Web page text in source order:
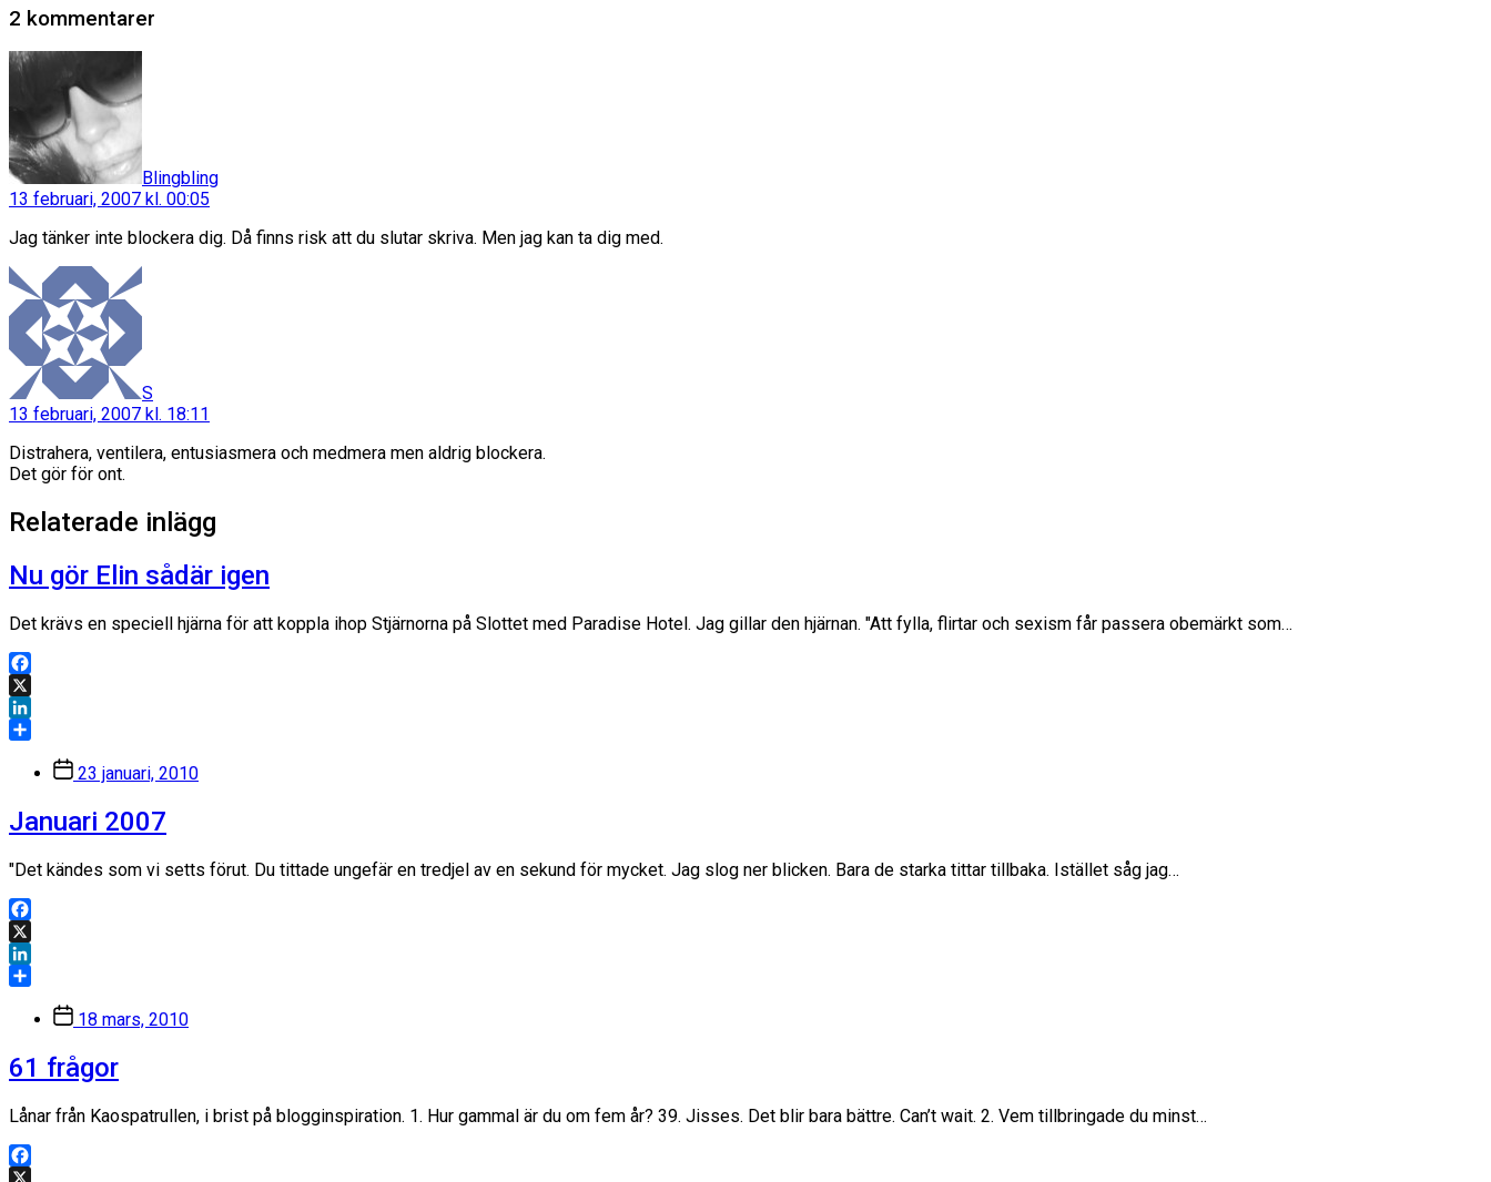
2 kommentarer
Blingbling
13 februari, 2007 kl. 00:05
Jag tänker inte blockera dig. Då finns risk att du slutar skriva. Men jag kan ta dig med.
S
13 februari, 2007 kl. 18:11
Distrahera, ventilera, entusiasmera och medmera men aldrig blockera.
Det gör för ont.
Relaterade inlägg
Nu gör Elin sådär igen
Det krävs en speciell hjärna för att koppla ihop Stjärnorna på Slottet med Paradise Hotel. Jag gillar den hjärnan. "Att fylla, flirtar och sexism får passera obemärkt som…
Facebook
X
LinkedIn
Inläggsdatum
23 januari, 2010
Januari 2007
"Det kändes som vi setts förut. Du tittade ungefär en tredjel av en sekund för mycket. Jag slog ner blicken. Bara de starka tittar tillbaka. Istället såg jag…
Facebook
X
LinkedIn
Inläggsdatum
18 mars, 2010
61 frågor
Lånar från Kaospatrullen, i brist på blogginspiration. 1. Hur gammal är du om fem år? 39. Jisses. Det blir bara bättre. Can’t wait. 2. Vem tillbringade du minst…
Facebook